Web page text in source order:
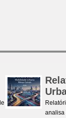
analisa